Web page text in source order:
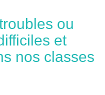
ou
et
nos classes